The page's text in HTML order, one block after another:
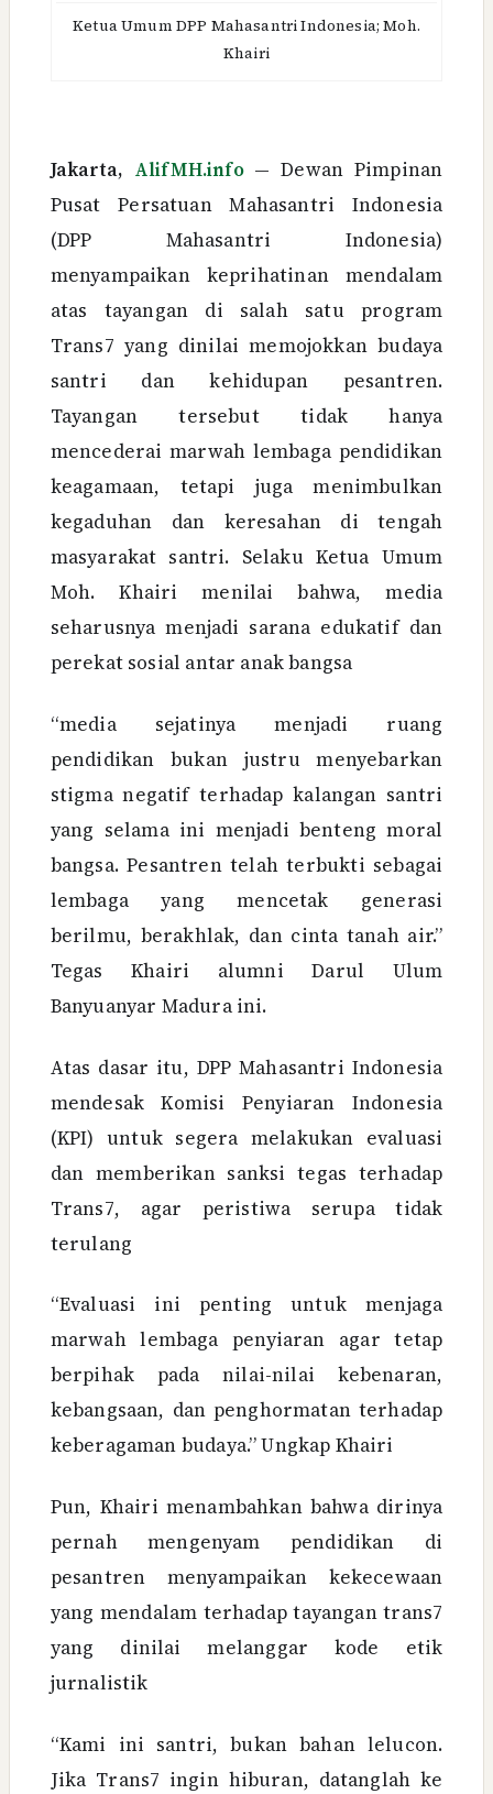
Ketua Umum DPP Mahasantri Indonesia;Moh.
Khairi
Jakarta, AlifMH.info — Dewan Pimpinan
Pusat Persatuan Mahasantri Indonesia
(DPP Mahasantri Indonesia)
menyampaikan keprihatinan mendalam
atas tayangan di salah satu program
Trans7 yang dinilai memojokkan budaya
santri dan kehidupan pesantren.
Tayangan tersebut tidak hanya
mencederai marwah lembaga pendidikan
keagamaan, tetapi juga menimbulkan
kegaduhan dan keresahan di tengah
masyarakat santri. Selaku Ketua Umum
Moh. Khairi menilai bahwa, media
seharusnya menjadi sarana edukatif dan
perekat sosial antar anak bangsa
“media sejatinya menjadi ruang
pendidikan bukan justru menyebarkan
stigma negatif terhadap kalangan santri
yang selama ini menjadi benteng moral
bangsa. Pesantren telah terbukti sebagai
lembaga yang mencetak generasi
berilmu, berakhlak, dan cinta tanah air.”
Tegas Khairi alumni Darul Ulum
Banyuanyar Madura ini.
Atas dasar itu, DPP Mahasantri Indonesia
mendesak Komisi Penyiaran Indonesia
(KPI) untuk segera melakukan evaluasi
dan memberikan sanksi tegas terhadap
Trans7, agar peristiwa serupa tidak
terulang
“Evaluasi ini penting untuk menjaga
marwah lembaga penyiaran agar tetap
berpihak pada nilai-nilai kebenaran,
kebangsaan, dan penghormatan terhadap
keberagaman budaya.” Ungkap Khairi
Pun, Khairi menambahkan bahwa dirinya
pernah mengenyam pendidikan di
pesantren menyampaikan kekecewaan
yang mendalam terhadap tayangan trans7
yang dinilai melanggar kode etik
jurnalistik
“Kami ini santri, bukan bahan lelucon.
Jika Trans7 ingin hiburan, datanglah ke